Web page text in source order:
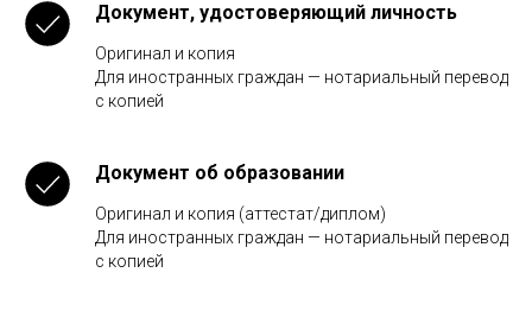
Документ, удостоверяющий личность
Оригинал и копия
Для иностранных граждан — нотариальный перевод
с копией
Документ об образовании
Оригинал и копия (аттестат/диплом)
Для иностранных граждан — нотариальный перевод
с копией